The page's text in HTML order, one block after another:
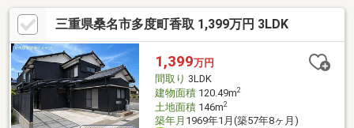
三重県桑名市多度町香取 1,399万円 3LDK
1,399万円
間取り 3LDK
建物面積120.49m2
土地面積146m2
築年月 1969年1月(築57年8ヶ月)